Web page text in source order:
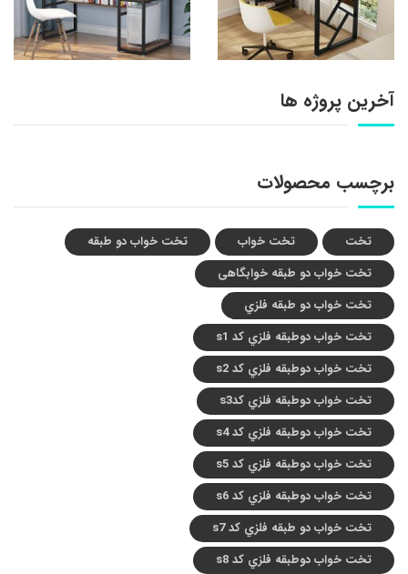
آخرین پروژه ها
برچسب محصولات
تخت تخت خواب
تخت خواب دو طبقه
تخت خواب دو طبقه خوابگاهی
تخت خواب دو طبقه فلزي
تخت خواب دوطبقه فلزي کد s1
تخت خواب دوطبقه فلزي کد s2
تخت خواب دوطبقه فلزي کدs3
تخت خواب دوطبقه فلزي کد s4
تخت خواب دوطبقه فلزي کد s5
تخت خواب دوطبقه فلزي کد s6
تخت خواب دو طبقه فلزي کد s7
تخت خواب دوطبقه فلزي کد s8